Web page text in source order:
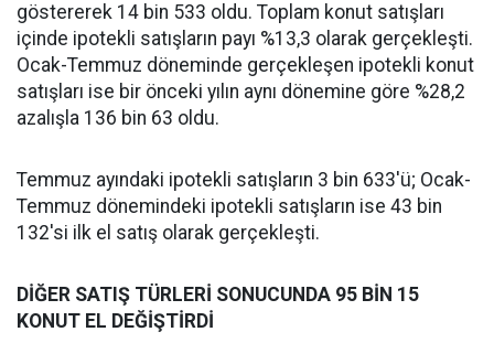
göstererek 14 bin 533 oldu. Toplam konut satışları
içinde ipotekli satışların payı %13,3 olarak gerçekleşti.
Ocak-Temmuz döneminde gerçekleşen ipotekli konut
satışları ise bir önceki yılın aynı dönemine göre %28,2
azalışla 136 bin 63 oldu.
Temmuz ayındaki ipotekli satışların 3 bin 633'ü; Ocak-
Temmuz dönemindeki ipotekli satışların ise 43 bin
132'si ilk el satış olarak gerçekleşti.
DİĞER SATIŞ TÜRLERİ SONUCUNDA 95 BİN 15
KONUT EL DEĞİŞTİRDİ